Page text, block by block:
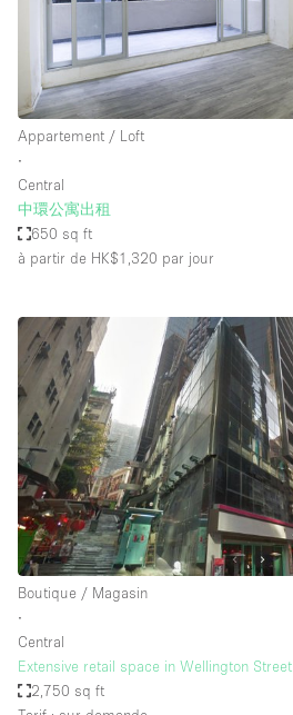
Appartement / Loft
∙
Central
中環公寓出租
650 sq ft
à partir de HK$1,320 par jour
Boutique / Magasin
∙
Central
Extensive retail space in Wellington Street
2,750 sq ft